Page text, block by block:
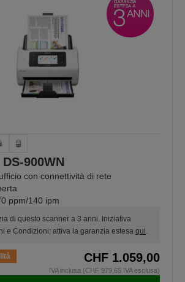
900WN
con connettività di rete
ppm/140 ipm
di questo scanner a 3 anni. Iniziativa
e Condizioni; attiva la garanzia estesa qui
CHF 1.059,00
IVA inclusa (CHF 979,65 IVA esclusa)